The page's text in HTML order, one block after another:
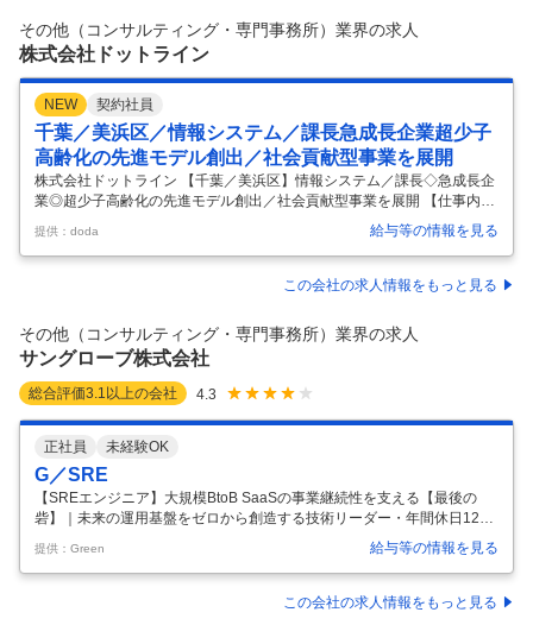
がほとんどで、基本的に直接受注しています。 ・業界の上流で大手案件
を担当したい方にピッタリの仕事です。 ・安定した企業基盤の
その他（コンサルティング・専門事務所）業界の求人
株式会社ドットライン
NEW 契約社員
千葉／美浜区／情報システム／課長急成長企業超少子
高齢化の先進モデル創出／社会貢献型事業を展開
株式会社ドットライン 【千葉／美浜区】情報システム／課長◇急成長企
業◎超少子高齢化の先進モデル創出／社会貢献型事業を展開 【仕事内
容】 【千葉／美浜区】情報システム／課長◇急成長企業◎超少子高齢化
の先進モデル創出／社会貢献型事業を展開 【具体的な仕事内容】 訪問医
療・放デイ・就労支援など複数の社会福祉事業を展開／人の暮らしを支
える社会インフラ ＝求人のポイント＝ ◇SaaS・AIを活用した社内DX推
用支援 ◇急成長する医療・福祉グループをITから支える環境 ■募集背
景： 当グループは、障がい福祉事業を中心に圧倒的な…
提供：doda 給与等の情報を見る
この会社の求人情報をもっと見る
その他（コンサルティング・専門事務所）業界の求人
サングローブ株式会社
総合評価3.1 以上の会社 4.3
正社員 未経験OK
G／SRE
【SREエンジニア】大規模BtoB SaaSの事業継続性を支える【最後の
砦】｜未来の運用基盤をゼロから創造する技術リーダー・年間休日125
日以上／前給保障 サングローブ株式会社 - 常に最先端であり続け、クラ
イアントの想像を超える価値を創出する 仕事内容 ――◢◤お任せするミ
ッション◢◤―― 当社の事業継続性を技術で支える「最後の砦」とし
て、 運用基盤をエンジニアリングで再構築し、プロダクトの信頼性と安
提供：Green 給与等の情報を見る
この会社の求人情報をもっと見る